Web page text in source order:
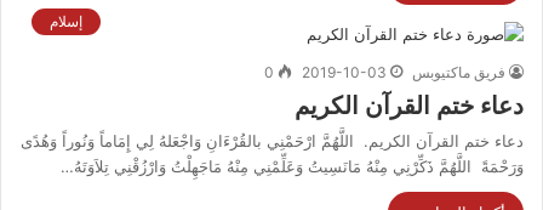
إسلام
فريق ماكتيوبس 2019-10-03
0
دعاء ختم القرآن الكريم
دعاء ختم القرآن الكريم. اللَّهُمَّ ارْحَمْنِي بالقُرْءَانِ وَاجْعَلهُ لِي إِمَاماً وَنُوراً وَهُدًى
وَرَحْمَةً اللَّهُمَّ ذَكِّرْنِي مِنْهُ مَانَسِيتُ وَعَلِّمْنِي مِنْهُ مَاجَهِلْتُ وَارْزُقْنِي تِلاَوَتَهُ…